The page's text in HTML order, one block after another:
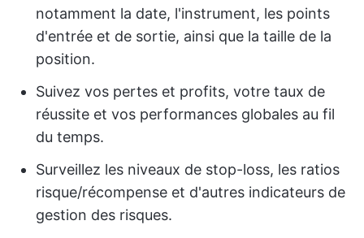
notamment la date, l'instrument, les points
d'entrée et de sortie, ainsi que la taille de la
position.
Suivez vos pertes et profits, votre taux de
réussite et vos performances globales au fil
du temps.
Surveillez les niveaux de stop-loss, les ratios
risque/récompense et d'autres indicateurs de
gestion des risques.